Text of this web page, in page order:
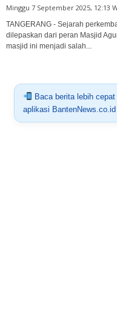
Minggu 7 September 2025, 12:13
TANGERANG - Sejarah
dilepaskan dari peran Masjid
masjid ini menjadi salah...
Baca berita lebih cepat
aplikasi BantenNews.co.id